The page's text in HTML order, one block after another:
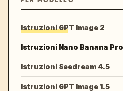
Istruzioni GPT Image 2
Istruzioni Nano Banana Pro
Istruzioni Seedream 4.5
Istruzioni GPT Image 1.5